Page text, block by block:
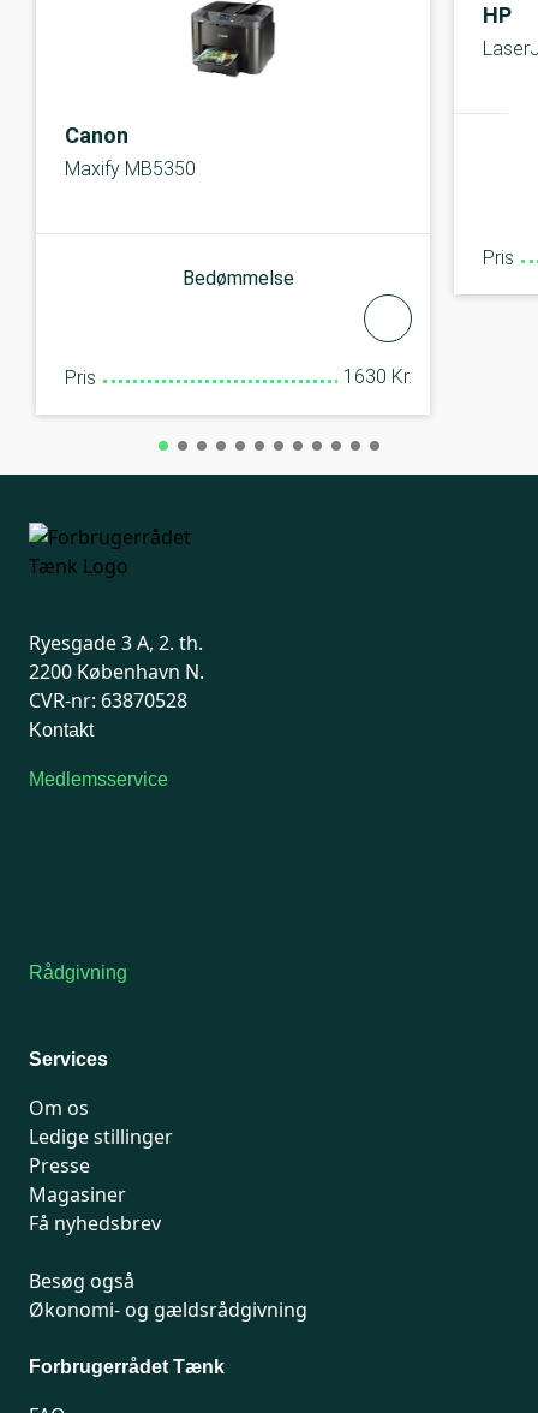
Canon
Maxify MB5350
Bedømmelse
Pris 1630 Kr.
HP
Pris
Ryesgade 3 A, 2. th.
2200 København N.
CVR-nr: 63870528
Kontakt
Medlemsservice
Rådgivning
Services
Om os
Ledige stillinger
Presse
Magasiner
Få nyhedsbrev
Besøg også
Økonomi- og gældsrådgivning
Forbrugerrådet Tænk